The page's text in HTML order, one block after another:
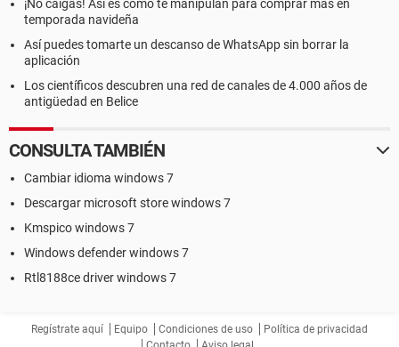
¡No caigas! Así es como te manipulan para comprar más en
temporada navideña
Así puedes tomarte un descanso de WhatsApp sin borrar la
aplicación
Los científicos descubren una red de canales de 4.000 años de
antigüedad en Belice
CONSULTA TAMBIÉN
Cambiar idioma windows 7
Descargar microsoft store windows 7
Kmspico windows 7
Windows defender windows 7
Rtl8188ce driver windows 7
Regístrate aquí Equipo Condiciones de uso
Política de privacidad